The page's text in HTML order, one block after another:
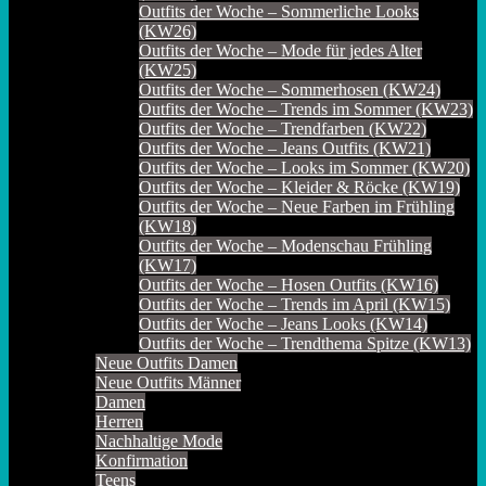
Outfits der Woche – Sommerliche Looks
(KW26)
Outfits der Woche – Mode für jedes Alter
(KW25)
Outfits der Woche – Sommerhosen (KW24)
Outfits der Woche – Trends im Sommer (KW23)
Outfits der Woche – Trendfarben (KW22)
Outfits der Woche – Jeans Outfits (KW21)
Outfits der Woche – Looks im Sommer (KW20)
Outfits der Woche – Kleider & Röcke (KW19)
Outfits der Woche – Neue Farben im Frühling
(KW18)
Outfits der Woche – Modenschau Frühling
(KW17)
Outfits der Woche – Hosen Outfits (KW16)
Outfits der Woche – Trends im April (KW15)
Outfits der Woche – Jeans Looks (KW14)
Outfits der Woche – Trendthema Spitze (KW13)
Neue Outfits Damen
Neue Outfits Männer
Damen
Herren
Nachhaltige Mode
Konfirmation
Teens